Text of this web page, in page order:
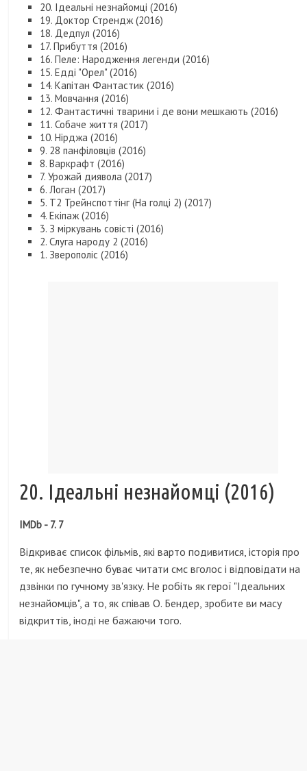
20. Ідеальні незнайомці (2016)
19. Доктор Стрендж (2016)
18. Дедпул (2016)
17. Прибуття (2016)
16. Пеле: Народження легенди (2016)
15. Едді "Орел" (2016)
14. Капітан Фантастик (2016)
13. Мовчання (2016)
12. Фантастичні тварини і де вони мешкають (2016)
11. Собаче життя (2017)
10. Нірджа (2016)
9. 28 панфіловців (2016)
8. Варкрафт (2016)
7. Урожай диявола (2017)
6. Логан (2017)
5. Т2 Трейнспоттінг (На голці 2) (2017)
4. Екіпаж (2016)
3. З міркувань совісті (2016)
2. Слуга народу 2 (2016)
1. Зверополіс (2016)
20. Ідеальні незнайомці (2016)
IMDb - 7. 7
Відкриває список фільмів, які варто подивитися, історія про
те, як небезпечно буває читати смс вголос і відповідати на
дзвінки по гучному зв'язку. Не робіть як герої "Ідеальних
незнайомців", а то, як співав О. Бендер, зробите ви масу
відкриттів, іноді не бажаючи того.